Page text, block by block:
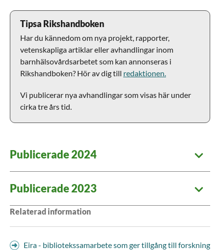
Tipsa Rikshandboken
Har du kännedom om nya projekt, rapporter,
vetenskapliga artiklar eller avhandlingar inom
barnhälsovårdsarbetet som kan annonseras i
Rikshandboken? Hör av dig till redaktionen.
Vi publicerar nya avhandlingar som visas här under
cirka tre års tid.
Publicerade 2024
Publicerade 2023
Relaterad information
Eira - bibliotekssamarbete som ger tillgång till forskning